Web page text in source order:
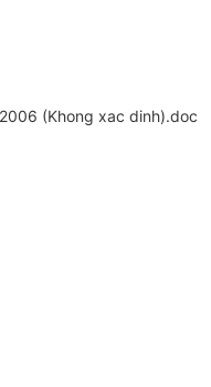
(Khong xac dinh).doc